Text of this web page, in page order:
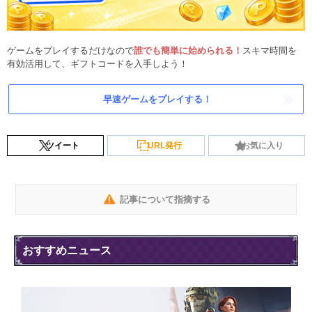
ゲームをプレイするだけなので誰でも簡単に始められる！ スキマ時間を
有効活用して、ギフトコードを入手しよう！
早速ゲームをプレイする！
ツイート URL発行 お気に入り
記事について指摘する
おすすめニュース